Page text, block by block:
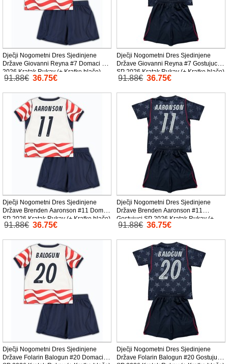
Dječji Nogometni Dres Sjedinjene
Države Giovanni Reyna #7 Domaci SP
2026 Kratak Rukav (+ Kratke hlače)
91.88€ 36.75€
Dječji Nogometni Dres Sjedinjene
Države Giovanni Reyna #7 Gostujuci
SP 2026 Kratak Rukav (+ Kratke hlače)
91.88€ 36.75€
Dječji Nogometni Dres Sjedinjene
Države Brenden Aaronson #11 Domaci
SP 2026 Kratak Rukav (+ Kratke hlače)
91.88€ 36.75€
Dječji Nogometni Dres Sjedinjene
Države Brenden Aaronson #11
Gostujuci SP 2026 Kratak Rukav (+
Kratke hlače)
91.88€ 36.75€
Dječji Nogometni Dres Sjedinjene
Države Folarin Balogun #20 Domaci
Dječji Nogometni Dres Sjedinjene
Države Folarin Balogun #20 Gostujuci